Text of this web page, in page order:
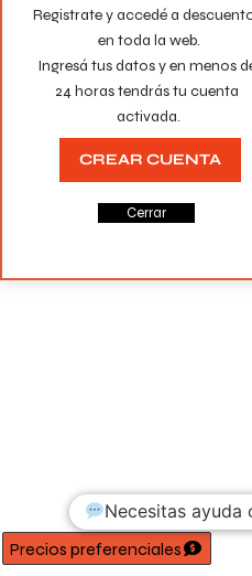
Registrate y accedé a
en toda la web.
Ingresá tus datos y en menos
24 horas tendrás tu cuenta
activada.
CREAR CUENTA
Cerrar
Precios preferenciales
Necesitas ayuda